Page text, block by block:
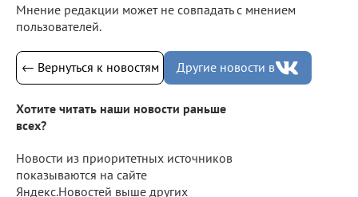
Мнение редакции может не совпадать с мнением
пользователей.
← Вернуться к новостям Другие новости в
Хотите читать наши новости раньше
всех?
Новости из приоритетных источников
показываются на сайте
Яндекс.Новостей выше других